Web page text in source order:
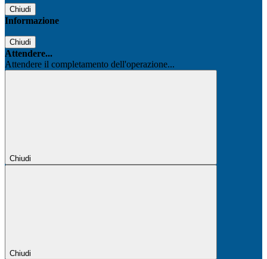
Chiudi
Informazione
Chiudi
Attendere...
Attendere il completamento dell'operazione...
Chiudi
Chiudi